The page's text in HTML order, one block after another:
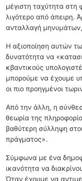
μέγιστη ταχύτητα
λιγότερο από άπειρη.
ανταλλαγή
Η αξιοποίηση αυτών
δυνατότητα να
κβαντικούς
μπορούμε να έχουμε
οι πιο προηγμένοι
Από την άλλη, η
θεωρία της
βαθύτερη σύλληψη
πράγματος».
Σύμφωνα με ένα
ικανότητα να
Όταν έχουμε να